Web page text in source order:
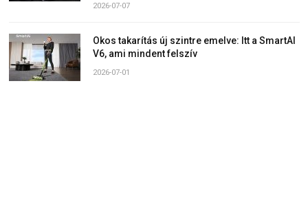
2026-07-07
Okos takarítás új szintre emelve: Itt a SmartAI
V6, ami mindent felszív
2026-07-01